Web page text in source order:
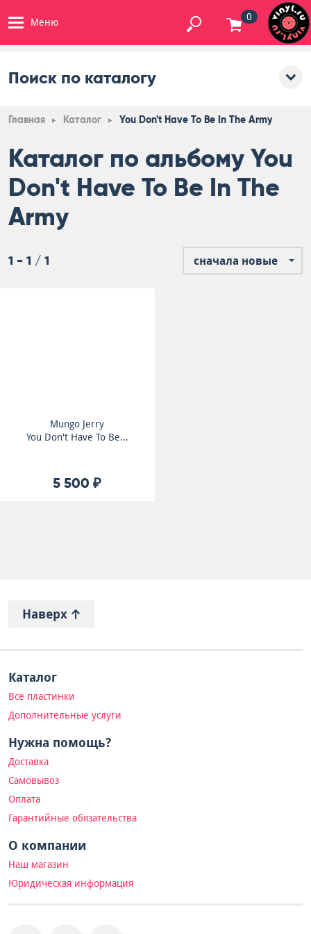
Меню 0
Поиск по каталогу
Главная Каталог You Don't Have To Be In The Army
Каталог по альбому You
Don't Have To Be In The
Army
1 - 1 / 1 сначала новые
Mungo Jerry
You Don't Have To Be...
5 500 ₽
Наверх
Каталог
Все пластинки
Дополнительные услуги
Нужна помощь?
Доставка
Самовывоз
Оплата
Гарантийные обязательства
О компании
Наш магазин
Юридическая информация